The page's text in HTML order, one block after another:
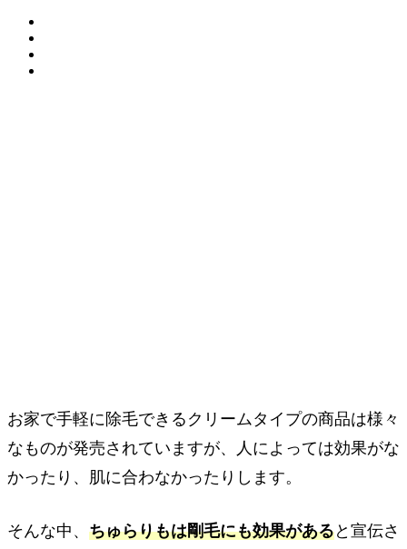
お家で手軽に除毛できるクリームタイプの商品は様々
なものが発売されていますが、人によっては効果がな
かったり、肌に合わなかったりします。
そんな中、 ちゅらりもは剛毛にも効果があると宣伝さ